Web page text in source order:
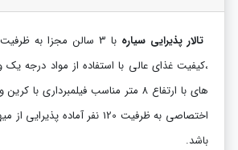
تالار پذیرایی سیاره
،کیفیت غذای عالی با استفاده از مواد درجه
های با ارتفاع 8 متر مناسب فیلمبرداری
اختصاصی به ظرفیت 120 نفر آماده
باشد.